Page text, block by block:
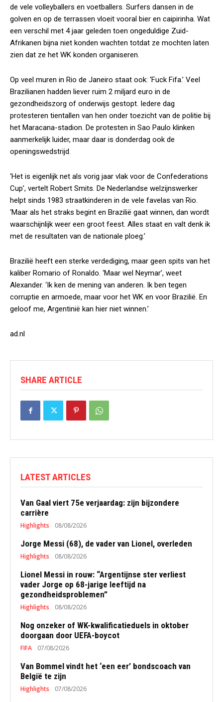
de vele volleyballers en voetballers. Surfers dansen in de
golven en op de terrassen vloeit vooral bier en caipirinha. Wat
een verschil met 4 jaar geleden toen ongeduldige Zuid-
Afrikanen bijna niet konden wachten totdat ze mochten laten
zien dat ze het WK konden organiseren.
Op veel muren in Rio de Janeiro staat ook: ‘Fuck Fifa.’ Veel
Brazilianen hadden liever ruim 2 miljard euro in de
gezondheidszorg of onderwijs gestopt. Iedere dag
protesteren tientallen van hen onder toezicht van de politie bij
het Maracana-stadion. De protesten in Sao Paulo klinken
aanmerkelijk luider, maar daar is donderdag ook de
openingswedstrijd.
‘Het is eigenlijk net als vorig jaar vlak voor de Confederations
Cup’, vertelt Robert Smits. De Nederlandse welzijnswerker
helpt sinds 1983 straatkinderen in de vele favelas van Rio.
‘Maar als het straks begint en Brazilië gaat winnen, dan wordt
waarschijnlijk weer een groot feest. Alles staat en valt denk ik
met de resultaten van de nationale ploeg.’
Brazilië heeft een sterke verdediging, maar geen spits van het
kaliber Romario of Ronaldo. ‘Maar wel Neymar’, weet
Alexander. ‘Ik ken de mening van anderen. Ik ben tegen
corruptie en armoede, maar voor het WK en voor Brazilië. En
geloof me, Argentinië kan hier niet winnen.’
ad.nl
SHARE ARTICLE
LATEST ARTICLES
Van Gaal viert 75e verjaardag: zijn bijzondere
carrière
Highlights 08/08/2026
Jorge Messi (68), de vader van Lionel, overleden
Highlights 08/08/2026
Lionel Messi in rouw: “Argentijnse ster verliest
vader Jorge op 68-jarige leeftijd na
gezondheidsproblemen”
Highlights 08/08/2026
Nog onzeker of WK-kwalificatieduels in oktober
doorgaan door UEFA-boycot
FIFA 07/08/2026
Van Bommel vindt het ‘een eer’ bondscoach van
België te zijn
Highlights 07/08/2026